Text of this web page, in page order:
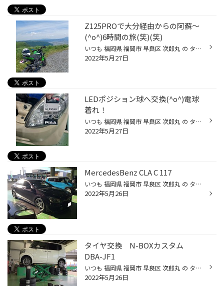
Z125PROで大分経由からの阿蘇～
(^o^)6時間の旅(笑)(笑)
いつも 福岡県 福岡市 早良区 次郎丸 の タイヤ館 次郎丸店 のWebを御覧の皆様ありがとうございます♪ めちゃくちゃ天気良く、絶好のバイク日和(^o^;) 最近、大分方面にハマってます～(笑) やっぱ信号少ないのが、最高(^o^) この天気と、心地よい気温、そして 山や川、いろんな橋、そしてバイク！ 気...
2022年5月27日
LEDポジション球へ交換(^o^)電球
着れ！
いつも 福岡県 福岡市 早良区 次郎丸 の タイヤ館 次郎丸店 のWebを御覧の皆様ありがとうございます♪ 本日のご紹介は、ポジションランプの 電球切れの為、LEDへ交換です～(^o^) 車種 ホンダ、ライフ 商品 PIAA ホワイト T10 6000K 電球を明るいLEDに変える事で、 夕方や夜間時の視認性が良くなる...
2022年5月27日
MercedesBenz CLA C 117
いつも 福岡県 福岡市 早良区 次郎丸 の タイヤ館 次郎丸店 のWebを御覧の皆様ありがとうございます♪ 今回は、メルセデスベンツのC 117型CLAの作業です。 ドライブレコーダーの取り付けを行いました。 コムテックのZDR038 今までご利用だったモノが少し古くなったのと、 今後クルマがデジタルインナ...
2022年5月26日
タイヤ交換 N-BOXカスタム
DBA-JF1
いつも 福岡県 福岡市 早良区 次郎丸 の タイヤ館 次郎丸店 のWebを御覧の皆様ありがとうございます♪ 本日の作業紹介は、N-BOXカスタムDBA-JF1のタイヤ交換です♪ タイヤはECOPIA NH200C 155/65R14です。今回交換させて頂いたタイヤは、新車装着タイヤと同等の性能タイヤになるので、今までと変わら...
2022年5月26日